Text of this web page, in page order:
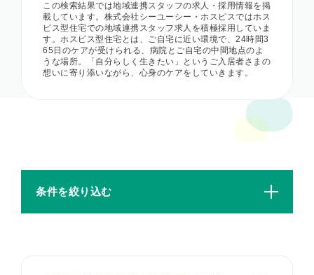
この検索結果では地域連携スタッフの求人・採用情報を掲
載しています。株式会社シーユーシー・ホスピスではホス
ピス型住宅での地域連携スタッフ求人を積極採用していま
す。ホスピス型住宅とは、ご自宅に近い環境で、24時間3
65日のケアが受けられる、病院とご自宅の中間地点のよ
うな場所。「自分らしく生きたい」というご入居者さまの
想いに寄り添いながら、心身のケアをしていきます。
条件を絞り込む